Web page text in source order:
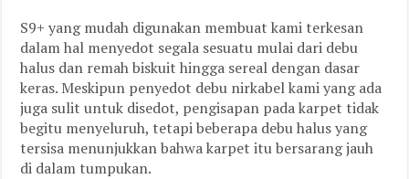
S9+ yang mudah digunakan membuat kami terkesan
dalam hal menyedot segala sesuatu mulai dari debu
halus dan remah biskuit hingga sereal dengan dasar
keras. Meskipun penyedot debu nirkabel kami yang ada
juga sulit untuk disedot, pengisapan pada karpet tidak
begitu menyeluruh, tetapi beberapa debu halus yang
tersisa menunjukkan bahwa karpet itu bersarang jauh
di dalam tumpukan.